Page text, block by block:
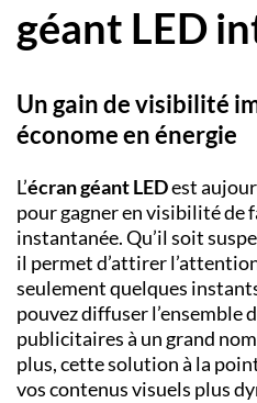
géant LED
Un gain de visibilité
économe en énergie
L’écran géant LEDest
pour gagner en visibilité de
instantanée. Qu’il soit
il permet d’attirer
seulement quelques
pouvez diffuser l’ensemble
publicitaires à un grand
plus, cette solution à la
vos contenus visuels plus